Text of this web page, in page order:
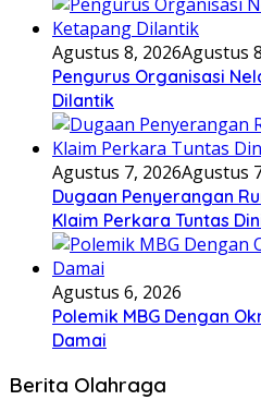
Agustus 8, 2026Agustus
Pengurus Organisasi
Dilantik
Agustus 7, 2026Agustus
Dugaan Penyerangan
Klaim Perkara Tuntas
Agustus 6, 2026
Polemik MBG Dengan
Damai
Berita Olahraga